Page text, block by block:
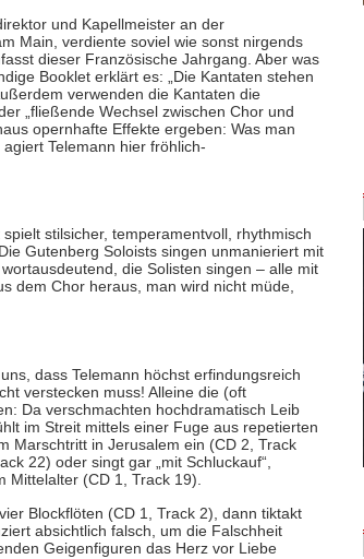
und Kapellmeister an der
Main, verdiente soviel wie sonst nirgends
dieser Französische Jahrgang. Aber was
Booklet erklärt es: „Die Kantaten stehen
verwenden die Kantaten die
„fließende Wechsel zwischen Chor und
opernhafte Effekte ergeben: Was man
Telemann hier fröhlich-
stilsicher, temperamentvoll, rhythmisch
Gutenberg Soloists singen unmanieriert mit
die Solisten singen – alle mit
dem Chor heraus, man wird nicht müde,
dass Telemann höchst erfindungsreich
verstecken muss! Alleine die (oft
Da verschmachten hochdramatisch Leib
im Streit mittels einer Fuge aus repetierten
Marschtritt in Jerusalem ein (CD 2, Track
22) oder singt gar „mit Schluckauf“,
Mittelalter (CD 1, Track 19).
Blockflöten (CD 1, Track 2), dann tiktakt
absichtlich falsch, um die Falschheit
Geigenfiguren das Herz vor Liebe